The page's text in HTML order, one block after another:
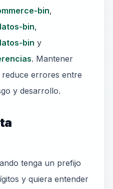
bin,
bin,
bin y
. Mantener
errores entre
y desarrollo.
tenga un prefijo
y quiera entender